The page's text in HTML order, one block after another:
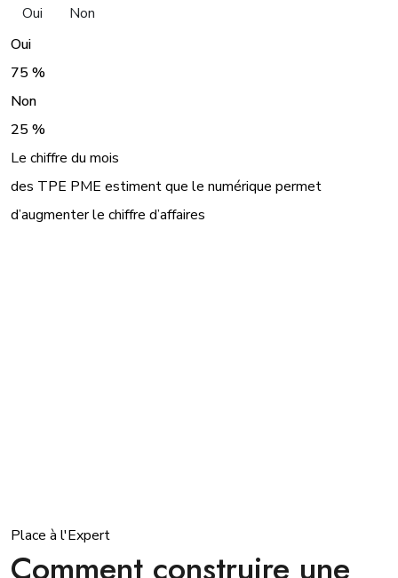
Oui
Non
Oui
75 %
Non
25 %
Le chiffre du mois
des TPE PME estiment que le numérique permet
d’augmenter le chiffre d’affaires
Place à l'Expert